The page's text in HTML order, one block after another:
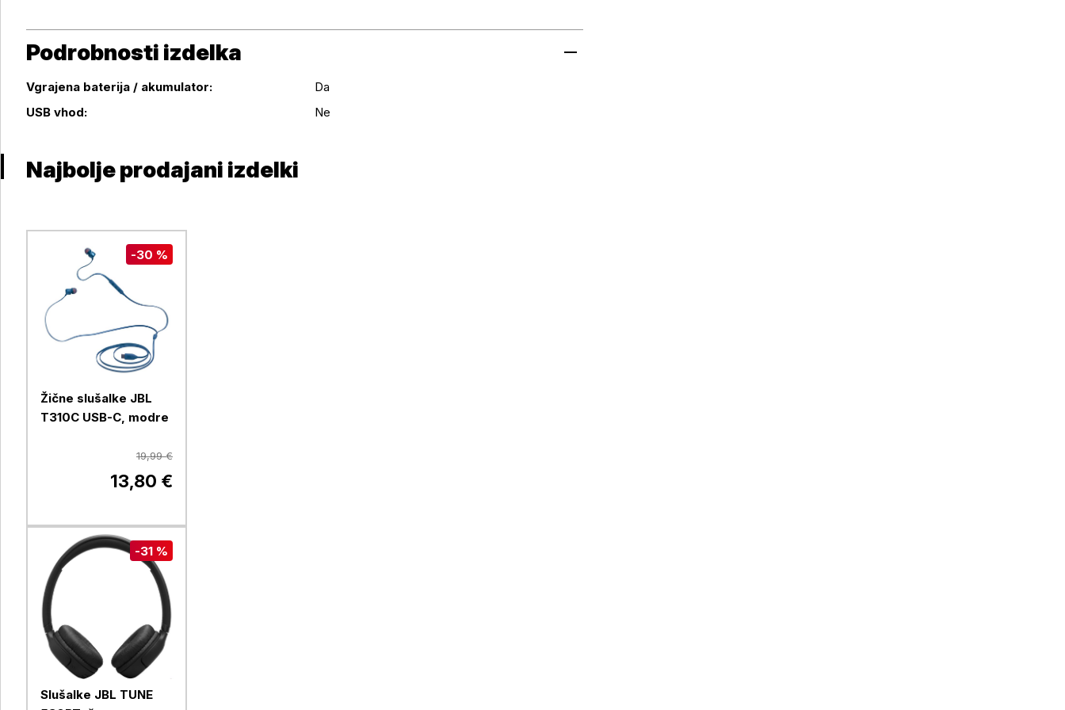
Podrobnosti izdelka
Podrobnosti izdelka
Vgrajena baterija / akumulator:
Da
USB vhod:
Ne
Najbolje prodajani izdelki
-30 %
Žične slušalke JBL
T310C USB-C, modre
19,99 €
13,80 €
-31 %
Slušalke JBL TUNE